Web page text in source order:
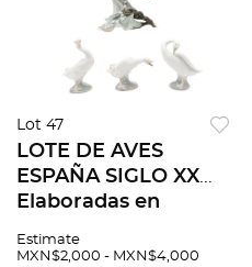
Lot 47
LOTE DE AVES
ESPAÑA SIGLO XX
Elaboradas en
policromada
Estimate
MXN$2,000 - MXN$4,000